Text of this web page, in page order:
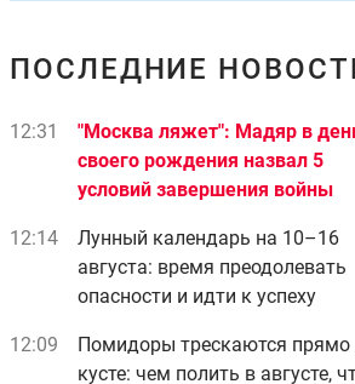
ПОСЛЕДНИЕ
12:31
"Москва ляжет": Мадяр в
своего рождения назва л 5
условий завершения войны
12:14
Лунный календарь на 10–16
августа: время преодолевать
опасности и идти к успеху
12:09
Помидоры трескаются прямо
кусте: чем полить в августе,